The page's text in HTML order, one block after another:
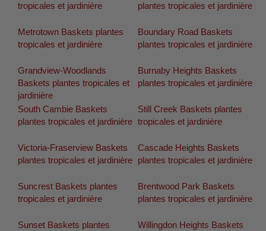
tropicales et jardinière
plantes tropicales et jardinière
Metrotown Baskets plantes
tropicales et jardinière
Boundary Road Baskets
plantes tropicales et jardinière
Grandview-Woodlands
Baskets plantes tropicales et
jardinière
Burnaby Heights Baskets
plantes tropicales et jardinière
South Cambie Baskets
plantes tropicales et jardinière
Still Creek Baskets plantes
tropicales et jardinière
Victoria-Fraserview Baskets
plantes tropicales et jardinière
Cascade Heights Baskets
plantes tropicales et jardinière
Suncrest Baskets plantes
tropicales et jardinière
Brentwood Park Baskets
plantes tropicales et jardinière
Sunset Baskets plantes
Willingdon Heights Baskets